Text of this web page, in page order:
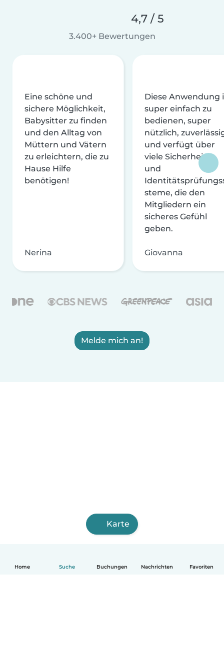
Home Suche Buchungen Nachrichten Favoriten
4,7 / 5
3.400+ Bewertungen
Eine schöne und
sichere Möglichkeit,
Babysitter zu finden
und den Alltag von
Müttern und Vätern
zu erleichtern, die zu
Hause Hilfe
benötigen!
Nerina
Diese Anwendung
super einfach zu
bedienen, super
nützlich,
und verfügt über
viele Sicherheits-
und
steme, die den
Mitgliedern ein
sicheres Gefühl
geben.
Giovanna
Melde mich an!
Karte